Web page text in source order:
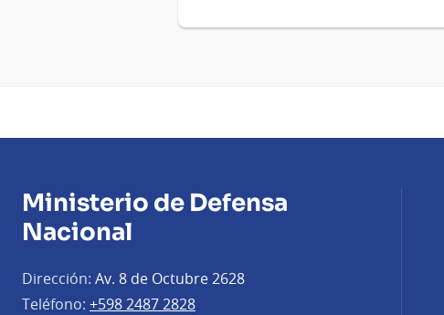
Ministerio de Defensa
Nacional
Dirección: Av. 8 de Octubre 2628
Teléfono: +598 2487 2828